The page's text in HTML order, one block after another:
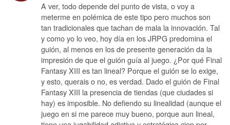
A ver, todo depende del punto de vista, o voy a
meterme en polémica de este tipo pero muchos son
tan tradicionales que tachan de mala la innovación. Tal
y como yo lo veo, hoy día en los JRPG predomina el
guión, al menos en los de presente generación da la
impresión de que el guión guía al juego. ¿Por qué Final
Fantasy XIII es tan lineal? Porque el guión se lo exige,
y esto, querais o no, es verdad. Dado el guión de Final
Fantasy XIII la presencia de tiendas (que ciudades si
hay) es imposible. No defiendo su linealidad (aunque el
juego en si me parece muy bueno, porque aun lineal,